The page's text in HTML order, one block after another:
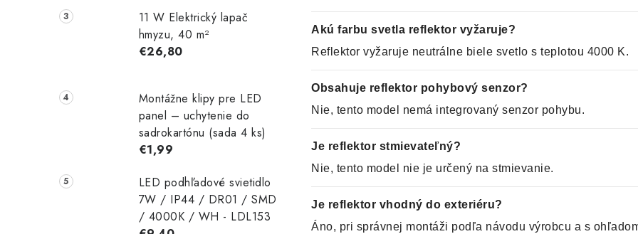
11 W Elektrický lapač
hmyzu, 40 m²
€26,80
Montážne klipy pre LED
panel – uchytenie do
sadrokartónu (sada 4 ks)
€1,99
LED podhľadové svietidlo
7W / IP44 / DR01 / SMD
/ 4000K / WH - LDL153
Akú farbu svetla reflektor vyžaruje?
Reflektor vyžaruje neutrálne biele svetlo s teplotou 4000 K.
Obsahuje reflektor pohybový senzor?
Nie, tento model nemá integrovaný senzor pohybu.
Je reflektor stmievateľný?
Nie, tento model nie je určený na stmievanie.
Je reflektor vhodný do exteriéru?
Áno, pri správnej montáži podľa návodu výrobcu a s